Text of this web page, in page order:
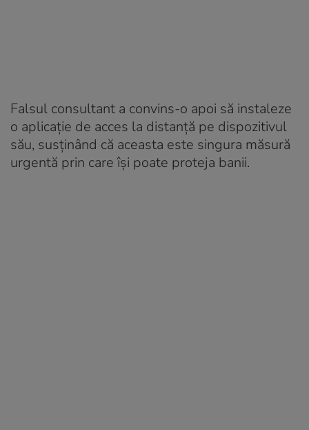
Falsul consultant a convins-o apoi să instaleze
o aplicație de acces la distanță pe dispozitivul
său, susținând că aceasta este singura măsură
urgentă prin care își poate proteja banii.